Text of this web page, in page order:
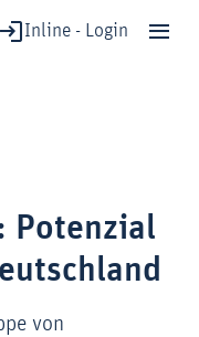
Inline - Login
Potenzial
von